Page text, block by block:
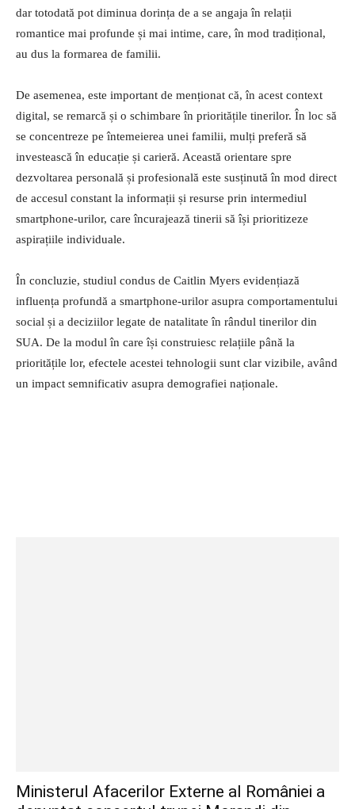
dar totodată pot diminua dorința de a se angaja în relații
romantice mai profunde și mai intime, care, în mod tradițional,
au dus la formarea de familii.
De asemenea, este important de menționat că, în acest context
digital, se remarcă și o schimbare în prioritățile tinerilor. În loc să
se concentreze pe întemeierea unei familii, mulți preferă să
investească în educație și carieră. Această orientare spre
dezvoltarea personală și profesională este susținută în mod direct
de accesul constant la informații și resurse prin intermediul
smartphone-urilor, care încurajează tinerii să își prioritizeze
aspirațiile individuale.
În concluzie, studiul condus de Caitlin Myers evidențiază
influența profundă a smartphone-urilor asupra comportamentului
social și a deciziilor legate de natalitate în rândul tinerilor din
SUA. De la modul în care își construiesc relațiile până la
prioritățile lor, efectele acestei tehnologii sunt clar vizibile, având
un impact semnificativ asupra demografiei naționale.
Ministerul Afacerilor Externe al României a